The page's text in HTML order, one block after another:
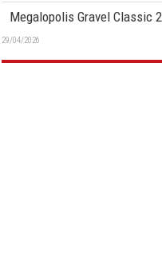
Megalopolis Gravel Classic
29/04/2026